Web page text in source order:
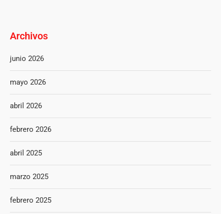
Archivos
junio 2026
mayo 2026
abril 2026
febrero 2026
abril 2025
marzo 2025
febrero 2025